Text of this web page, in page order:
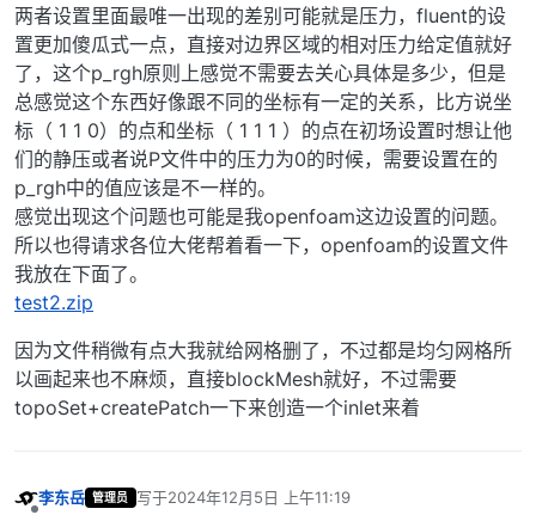
两者设置里面最唯一出现的差别可能就是压力，fluent的设
置更加傻瓜式一点，直接对边界区域的相对压力给定值就好
了，这个p_rgh原则上感觉不需要去关心具体是多少，但是
总感觉这个东西好像跟不同的坐标有一定的关系，比方说坐
标（ 1 1 0）的点和坐标（ 1 1 1 ）的点在初场设置时想让他
们的静压或者说P文件中的压力为0的时候，需要设置在的
p_rgh中的值应该是不一样的。
感觉出现这个问题也可能是我openfoam这边设置的问题。
所以也得请求各位大佬帮着看一下，openfoam的设置文件
我放在下面了。
test2.zip
因为文件稍微有点大我就给网格删了，不过都是均匀网格所
以画起来也不麻烦，直接blockMesh就好，不过需要
topoSet+createPatch一下来创造一个inlet来着
李东岳 管理员 写于2024年12月5日 上午11:19
最后由 编辑